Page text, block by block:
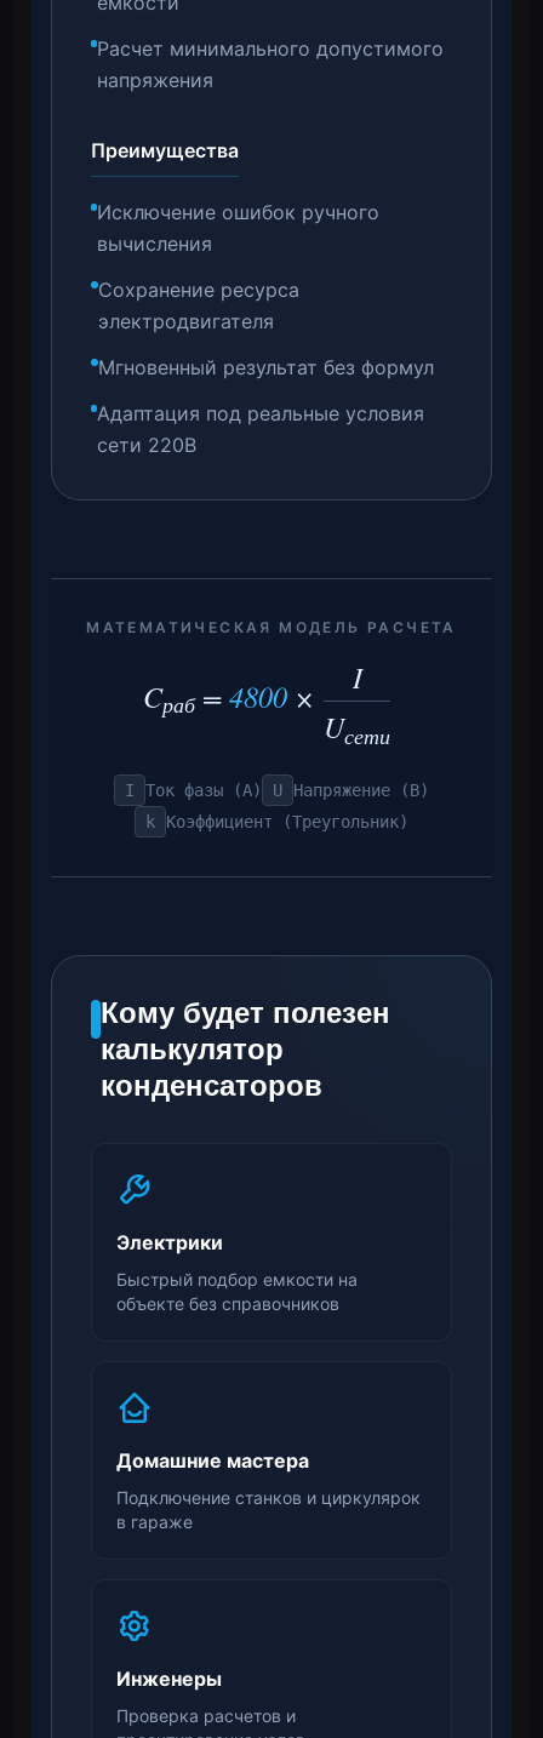
Расчет минимального допустимого
напряжения
Преимущества
Исключение ошибок ручного
вычисления
Сохранение ресурса
электродвигателя
Мгновенный результат без формул
Адаптация под реальные условия
сети 220В
МАТЕМАТИЧЕСКАЯ МОДЕЛЬ РАСЧЕТА
Cраб=4800 ×
I
Uсети
I Ток фазы (А) U
Напряжение (В)
k
Коэффициент (Треугольник)
Кому будет полезен
калькулятор
конденсаторов
Электрики
Быстрый подбор емкости на
объекте без справочников
Домашние мастера
Подключение станков и циркулярок
в гараже
Инженеры
Проверка расчетов и